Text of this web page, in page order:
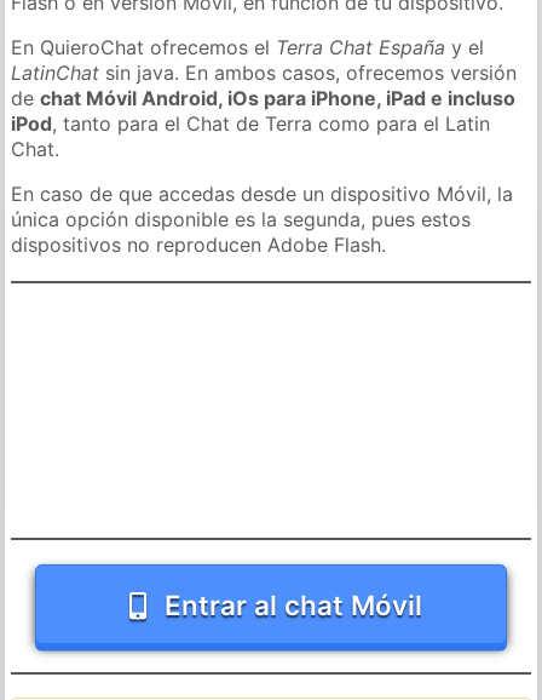
En QuieroChat ofrecemos el Terra Chat España y el
LatinChat sin java. En ambos casos, ofrecemos versión
dechat Móvil Android, iOs para iPhone, iPad e incluso
iPod, tanto para el Chat de Terra como para el Latin
Chat.
En caso de que accedas desde un dispositivo Móvil, la
única opción disponible es la segunda, pues estos
dispositivos no reproducen Adobe Flash.
Entrar al chat Móvil